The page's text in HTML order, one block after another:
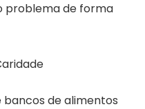
problema de forma
bancos de alimentos